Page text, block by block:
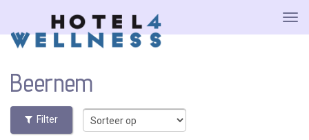
Beernem
Filter